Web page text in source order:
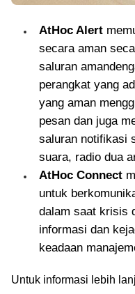
AtHoc Alert
secara aman
saluran
perangkat yang
yang aman
pesan dan juga
saluran notifikasi
suara, radio dua
AtHoc Connect
untuk
dalam saat krisis
informasi dan
keadaan
Untuk informasi lebih